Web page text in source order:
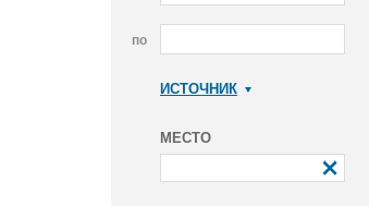
по
ИСТОЧНИК
МЕСТО